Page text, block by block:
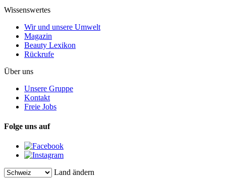
Wissenswertes
Wir und unsere Umwelt
Magazin
Beauty Lexikon
Rückrufe
Über uns
Unsere Gruppe
Kontakt
Freie Jobs
Folge uns auf
Land ändern